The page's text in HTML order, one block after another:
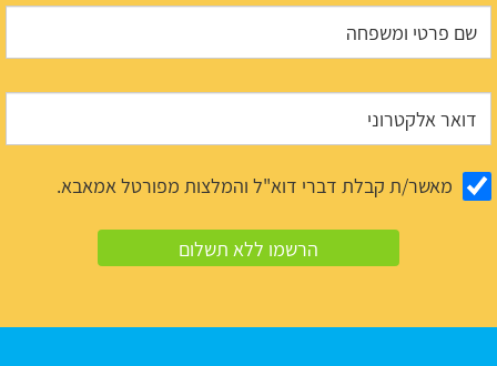
מאשר/ת קבלת דברי דוא"ל והמלצות מפורטל אמאבא.